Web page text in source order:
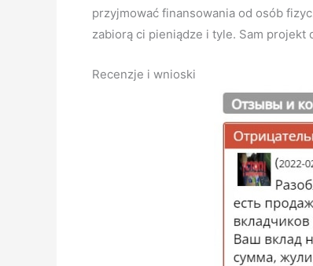
przyjmować finansowania od osób
zabiorą ci pieniądze i tyle. Sam projekt
Recenzje i wnioski